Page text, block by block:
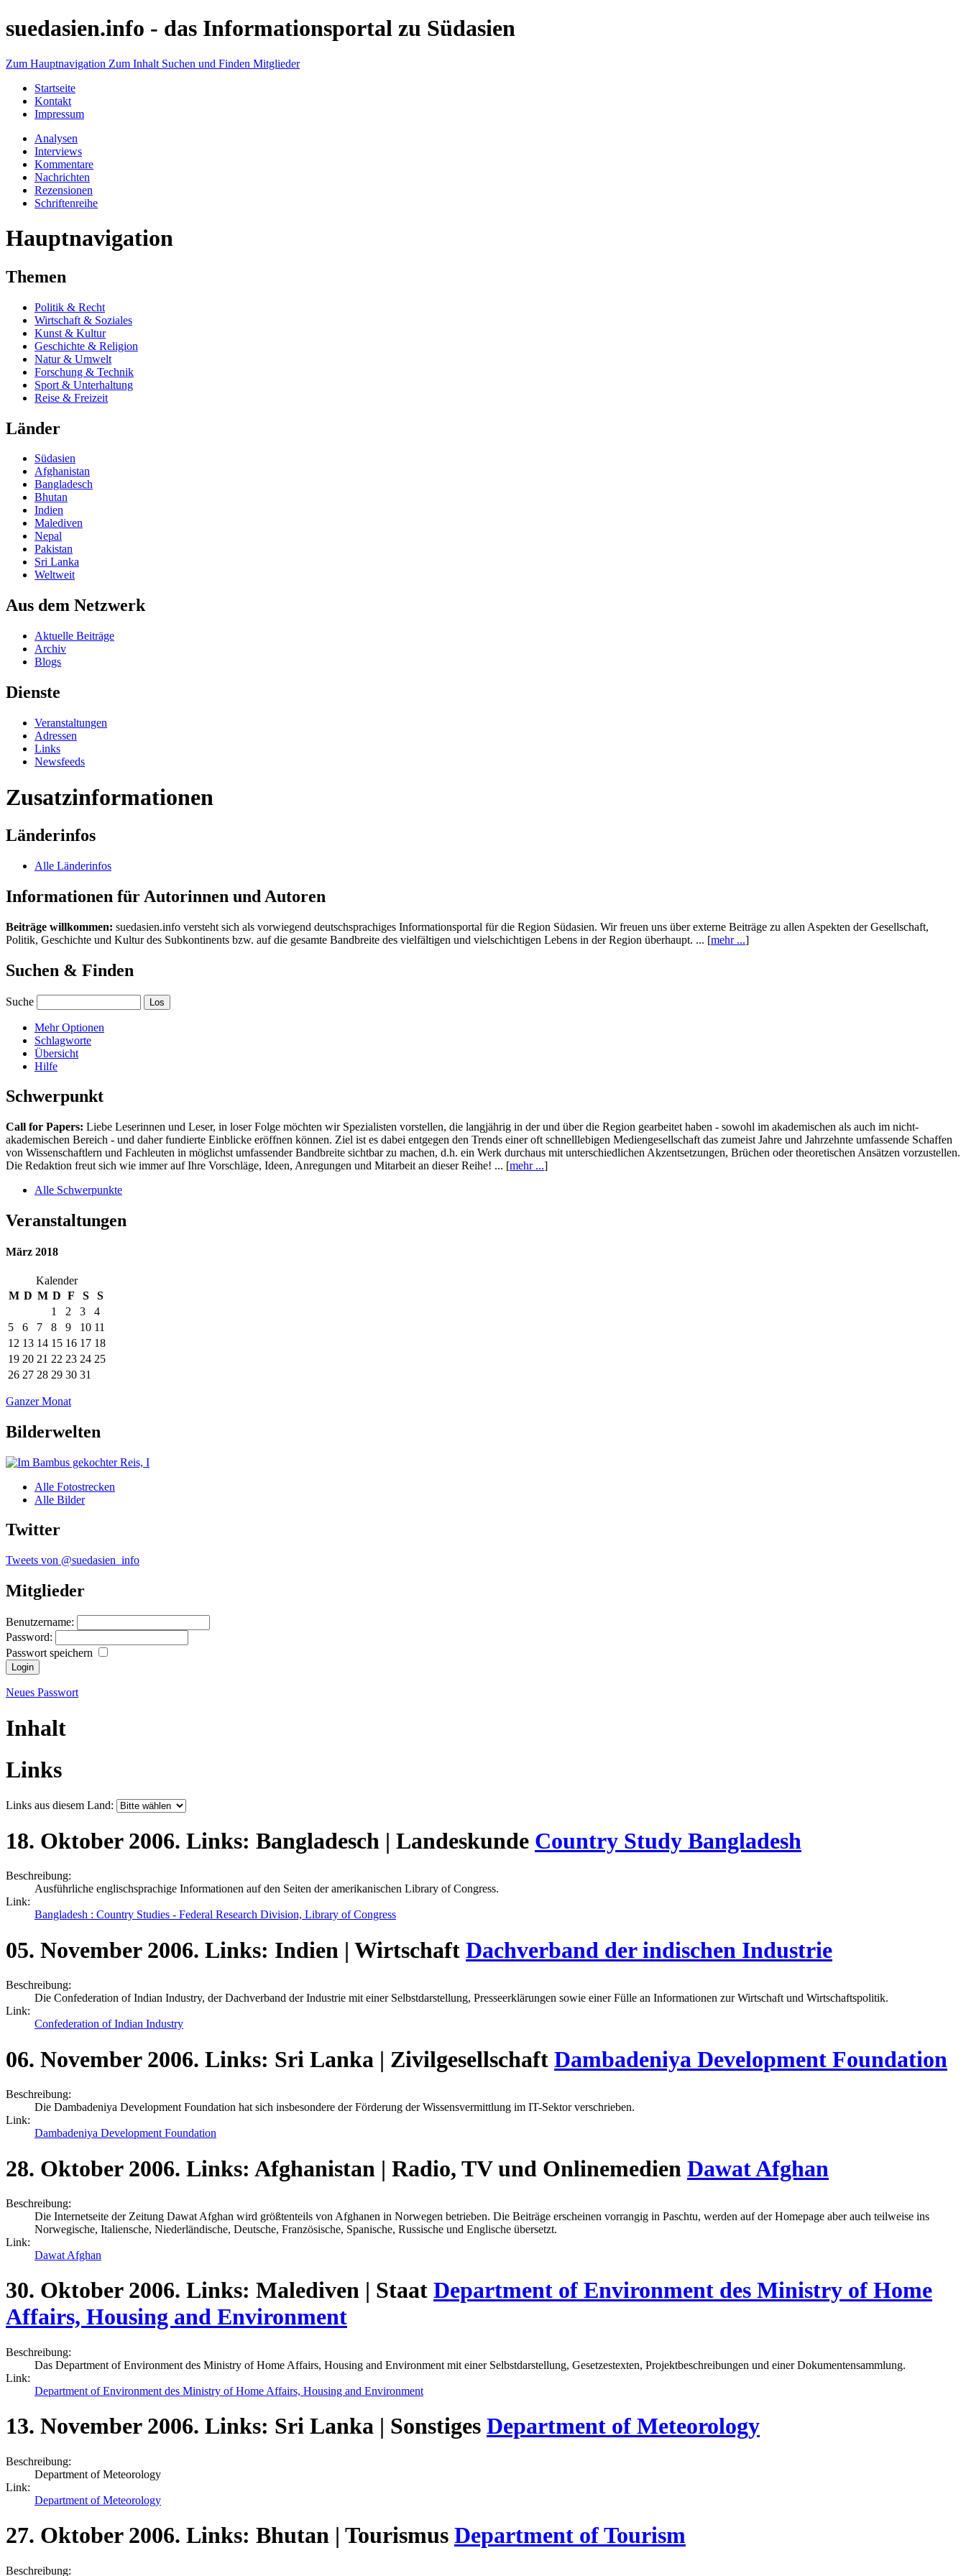
suedasien.info - das Informationsportal zu Südasien
Zum Hauptnavigation Zum Inhalt Suchen und Finden Mitglieder
Startseite
Kontakt
Impressum
Analysen
Interviews
Kommentare
Nachrichten
Rezensionen
Schriftenreihe
Hauptnavigation
Themen
Politik & Recht
Wirtschaft & Soziales
Kunst & Kultur
Geschichte & Religion
Natur & Umwelt
Forschung & Technik
Sport & Unterhaltung
Reise & Freizeit
Länder
Südasien
Afghanistan
Bangladesch
Bhutan
Indien
Malediven
Nepal
Pakistan
Sri Lanka
Weltweit
Aus dem Netzwerk
Aktuelle Beiträge
Archiv
Blogs
Dienste
Veranstaltungen
Adressen
Links
Newsfeeds
Zusatzinformationen
Länderinfos
Alle Länderinfos
Informationen für Autorinnen und Autoren
Beiträge willkommen: suedasien.info versteht sich als vorwiegend deutschsprachiges Informationsportal für die Region Südasien. Wir freuen uns über externe Beiträge zu allen Aspekten der Gesellschaft,
Politik, Geschichte und Kultur des Subkontinents bzw. auf die gesamte Bandbreite des vielfältigen und vielschichtigen Lebens in der Region überhaupt. ... [mehr ...]
Suchen & Finden
Suche
Mehr Optionen
Schlagworte
Übersicht
Hilfe
Schwerpunkt
Call for Papers: Liebe Leserinnen und Leser, in loser Folge möchten wir Spezialisten vorstellen, die langjährig in der und über die Region gearbeitet haben - sowohl im akademischen als auch im nicht-
akademischen Bereich - und daher fundierte Einblicke eröffnen können. Ziel ist es dabei entgegen den Trends einer oft schnelllebigen Mediengesellschaft das zumeist Jahre und Jahrzehnte umfassende Schaffen
von Wissenschaftlern und Fachleuten in möglichst umfassender Bandbreite sichtbar zu machen, d.h. ein Werk durchaus mit unterschiedlichen Akzentsetzungen, Brüchen oder theoretischen Ansätzen vorzustellen.
Die Redaktion freut sich wie immer auf Ihre Vorschläge, Ideen, Anregungen und Mitarbeit an dieser Reihe! ... [mehr ...]
Alle Schwerpunkte
Veranstaltungen
März 2018
Kalender
M D M D F S
S
1
2 3
4
5
6 7 8 9 10 11
12 13 14 15 16 17 18
19 20 21 22 23 24 25
26 27 28 29 30 31
Ganzer Monat
Bilderwelten
Alle Fotostrecken
Alle Bilder
Twitter
Tweets von @suedasien_info
Mitglieder
Benutzername:
Password:
Passwort speichern
Neues Passwort
Inhalt
Links
Links aus diesem Land:
18. Oktober 2006. Links: Bangladesch | Landeskunde Country Study Bangladesh
Beschreibung:
Ausführliche englischsprachige Informationen auf den Seiten der amerikanischen Library of Congress.
Link:
Bangladesh : Country Studies - Federal Research Division, Library of Congress
05. November 2006. Links: Indien | Wirtschaft Dachverband der indischen Industrie
Beschreibung:
Die Confederation of Indian Industry, der Dachverband der Industrie mit einer Selbstdarstellung, Presseerklärungen sowie einer Fülle an Informationen zur Wirtschaft und Wirtschaftspolitik.
Link:
Confederation of Indian Industry
06. November 2006. Links: Sri Lanka | Zivilgesellschaft Dambadeniya Development Foundation
Beschreibung:
Die Dambadeniya Development Foundation hat sich insbesondere der Förderung der Wissensvermittlung im IT-Sektor verschrieben.
Link:
Dambadeniya Development Foundation
28. Oktober 2006. Links: Afghanistan | Radio, TV und Onlinemedien Dawat Afghan
Beschreibung:
Die Internetseite der Zeitung Dawat Afghan wird größtenteils von Afghanen in Norwegen betrieben. Die Beiträge erscheinen vorrangig in Paschtu, werden auf der Homepage aber auch teilweise ins
Norwegische, Italiensche, Niederländische, Deutsche, Französische, Spanische, Russische und Englische übersetzt.
Link:
Dawat Afghan
30. Oktober 2006. Links: Malediven | Staat Department of Environment des Ministry of Home
Affairs, Housing and Environment
Beschreibung:
Das Department of Environment des Ministry of Home Affairs, Housing and Environment mit einer Selbstdarstellung, Gesetzestexten, Projektbeschreibungen und einer Dokumentensammlung.
Link:
Department of Environment des Ministry of Home Affairs, Housing and Environment
13. November 2006. Links: Sri Lanka | Sonstiges Department of Meteorology
Beschreibung:
Department of Meteorology
Link:
Department of Meteorology
27. Oktober 2006. Links: Bhutan | Tourismus Department of Tourism
Beschreibung: